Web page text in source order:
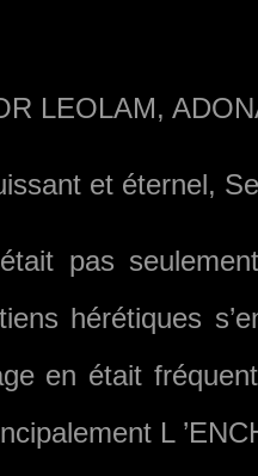
LEOLAM,
et éternel,
pas
hérétiques
en était
L